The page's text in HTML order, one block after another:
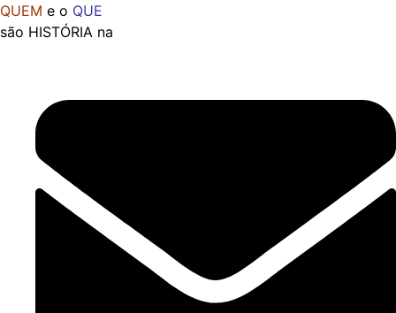
Ir
para
QUEM e o QUE
são HISTÓRIA na